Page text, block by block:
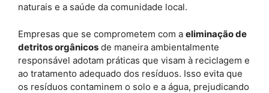
naturais e a saúde da comunidade local.
Empresas que se comprometem com a eliminação de
detritos orgânicos de maneira ambientalmente
responsável adotam práticas que visam à reciclagem e
ao tratamento adequado dos resíduos. Isso evita que
os resíduos contaminem o solo e a água, prejudicando